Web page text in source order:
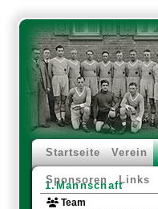
Startseite Verein
Sponsoren Links
1.Mannschaft
Team